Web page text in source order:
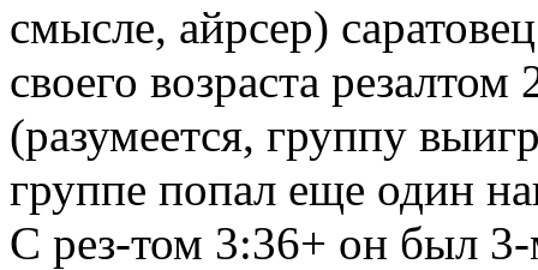
смысле, айрсер)
своего возраста
(разумеется, группу
группе попал еще один
С рез-том 3:36+ он был